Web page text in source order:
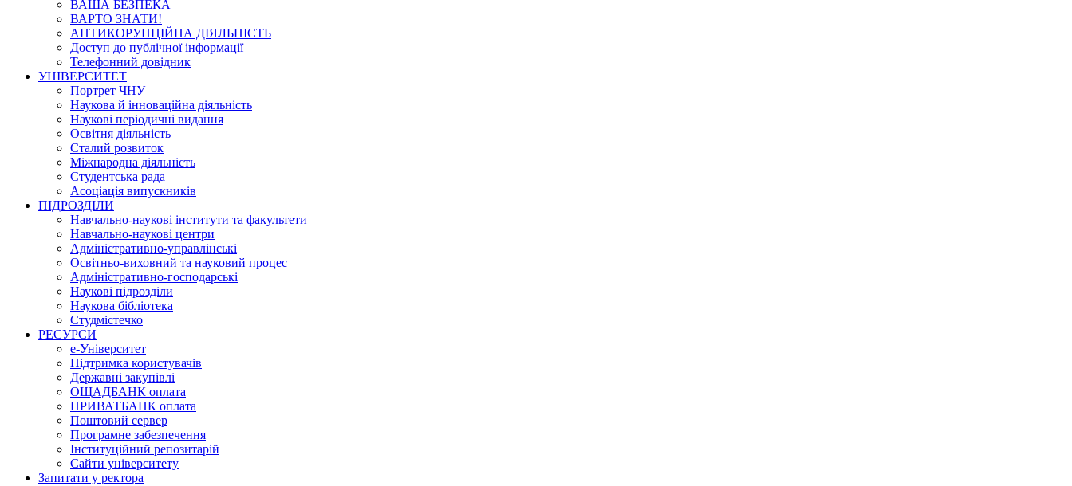
ВАША БЕЗПЕКА
ВАРТО ЗНАТИ!
АНТИКОРУПЦІЙНА ДІЯЛЬНІСТЬ
Доступ до публічної інформації
Телефонний довідник
УНІВЕРСИТЕТ
Портрет ЧНУ
Наукова й інноваційна діяльність
Наукові періодичні видання
Освітня діяльність
Сталий розвиток
Міжнародна діяльність
Студентська рада
Асоціація випускників
ПІДРОЗДІЛИ
Навчально-наукові інститути та факультети
Навчально-наукові центри
Адміністративно-управлінські
Освітньо-виховний та науковий процес
Адміністративно-господарські
Наукові підрозділи
Наукова бібліотека
Студмістечко
РЕСУРСИ
е-Університет
Підтримка користувачів
Державні закупівлі
ОЩАДБАНК оплата
ПРИВАТБАНК оплата
Поштовий сервер
Програмне забезпечення
Інституційний репозитарій
Сайти університету
Запитати у ректора